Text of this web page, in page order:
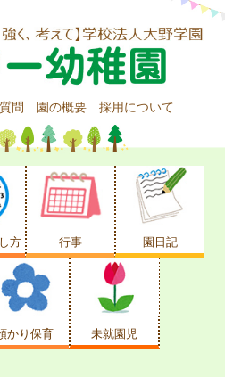
問 園の概要 採用について
方 行事 園日記
かり保育 未就園児